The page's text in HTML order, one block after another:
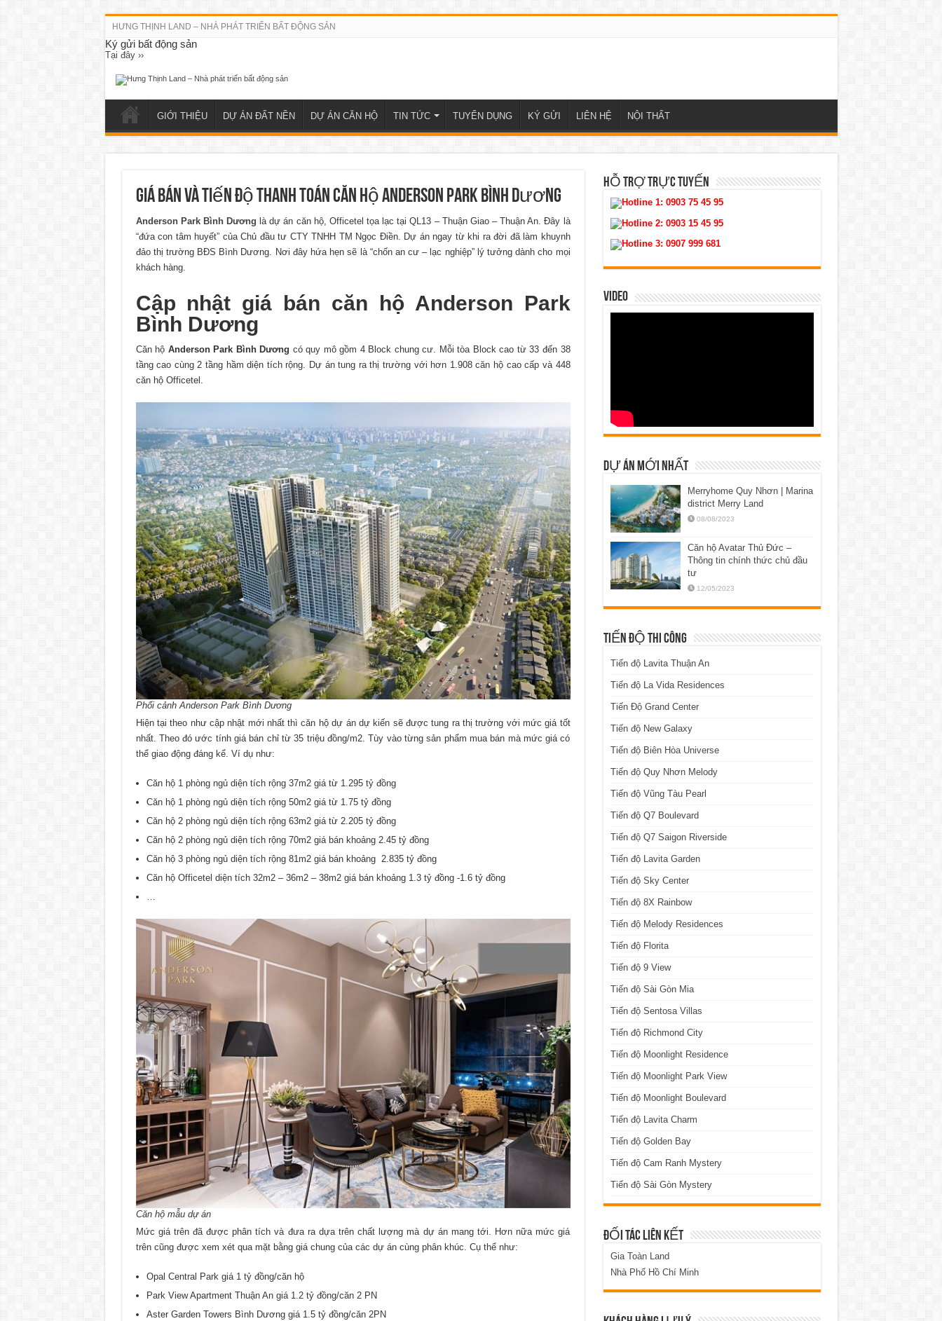
HƯNG THỊNH LAND – NHÀ PHÁT TRIỂN BẤT ĐỘNG SẢN
Ký gửi bất động sản
Tại đây ››
GIỚI THIỆU DỰ ÁN ĐẤT NỀN DỰ ÁN CĂN HỘ TIN TỨC TUYỂN DỤNG KÝ GỬI LIÊN HỆ NỘI THẤT
Giá bán và tiến độ thanh toán căn hộ Anderson Park Bình Dương
Anderson Park Bình Dương là dự án căn hộ, Officetel tọa lạc tại QL13 – Thuận Giao – Thuận An. Đây là
“đứa con tâm huyết” của Chủ đầu tư CTY TNHH TM Ngọc Điền. Dự án ngay từ khi ra đời đã làm khuynh
đảo thị trường BĐS Bình Dương. Nơi đây hứa hẹn sẽ là “chốn an cư – lạc nghiệp” lý tưởng dành cho mọi
khách hàng.
Cập nhật giá bán căn hộ Anderson Park
Bình Dương
Căn hộ Anderson Park Bình Dương có quy mô gồm 4 Block chung cư. Mỗi tòa Block cao từ 33 đến 38
tầng cao cùng 2 tầng hầm diện tích rộng. Dự án tung ra thị trường với hơn 1.908 căn hộ cao cấp và 448
căn hộ Officetel.
Phối cảnh Anderson Park Bình Dương
Hiện tại theo như cập nhật mới nhất thì căn hộ dự án dự kiến sẽ được tung ra thị trường với mức giá tốt
nhất. Theo đó ước tính giá bán chỉ từ 35 triệu đồng/m2. Tùy vào từng sản phẩm mua bán mà mức giá có
thể giao động đáng kể. Ví dụ như:
Căn hộ 1 phòng ngủ diện tích rộng 37m2 giá từ 1.295 tỷ đồng
Căn hộ 1 phòng ngủ diện tích rộng 50m2 giá từ 1.75 tỷ đồng
Căn hộ 2 phòng ngủ diện tích rộng 63m2 giá từ 2.205 tỷ đồng
Căn hộ 2 phòng ngủ diện tích rộng 70m2 giá bán khoảng 2.45 tỷ đồng
Căn hộ 3 phòng ngủ diện tích rộng 81m2 giá bán khoảng 2.835 tỷ đồng
Căn hộ Officetel diện tích 32m2 – 36m2 – 38m2 giá bán khoảng 1.3 tỷ đồng -1.6 tỷ đồng
…
Căn hộ mẫu dự án
Mức giá trên đã được phân tích và đưa ra dựa trên chất lượng mà dự án mang tới. Hơn nữa mức giá
trên cũng được xem xét qua mặt bằng giá chung của các dự án cùng phân khúc. Cụ thể như:
Opal Central Park giá 1 tỷ đồng/căn hộ
Park View Apartment Thuận An giá 1.2 tỷ đồng/căn 2 PN
Aster Garden Towers Bình Dương giá 1.5 tỷ đồng/căn 2PN
HỖ TRỢ TRỰC TUYẾN
Hotline 1: 0903 75 45 95
Hotline 2: 0903 15 45 95
Hotline 3: 0907 999 681
VIDEO
DỰ ÁN MỚI NHẤT
Merryhome Quy Nhơn | Marina
district Merry Land
08/08/2023
Căn hộ Avatar Thủ Đức –
Thông tin chính thức chủ đầu
tư
12/05/2023
TIẾN ĐỘ THI CÔNG
Tiến độ Lavita Thuận An
Tiến độ La Vida Residences
Tiến Độ Grand Center
Tiến độ New Galaxy
Tiến độ Biên Hòa Universe
Tiến độ Quy Nhơn Melody
Tiến độ Vũng Tàu Pearl
Tiến độ Q7 Boulevard
Tiến độ Q7 Saigon Riverside
Tiến độ Lavita Garden
Tiến độ Sky Center
Tiến độ 8X Rainbow
Tiến độ Melody Residences
Tiến độ Florita
Tiến độ 9 View
Tiến độ Sài Gòn Mia
Tiến độ Sentosa Villas
Tiến độ Richmond City
Tiến độ Moonlight Residence
Tiến độ Moonlight Park View
Tiến độ Moonlight Boulevard
Tiến độ Lavita Charm
Tiến độ Golden Bay
Tiến độ Cam Ranh Mystery
Tiến độ Sài Gòn Mystery
ĐỐI TÁC LIÊN KẾT
Gia Toàn Land
Nhà Phố Hồ Chí Minh